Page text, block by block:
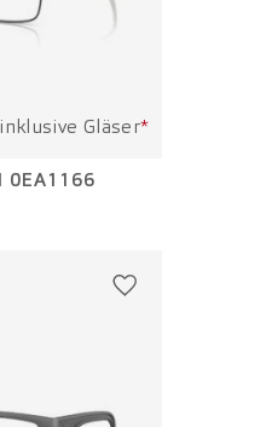
Gläser*
0EA1166